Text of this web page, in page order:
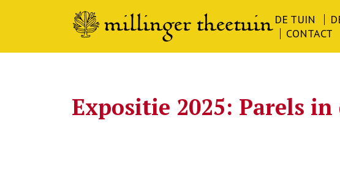
DE TUIN
CONTACT
Expositie 2025: Parels in